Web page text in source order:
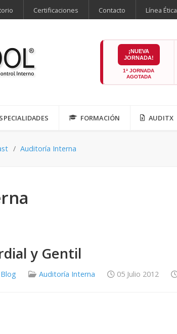
Certificaciones Contacto Línea Ética
¡NUEVA
JORNADA!
1ª JORNADA
AGOTADA
FORMACIÓN AUDITX
Auditoría Interna
y Gentil
Blog Auditoría Interna 05 Julio 2012